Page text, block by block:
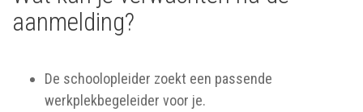
aanmelding?
De schoolopleider zoekt een passende
werkplekbegeleider voor je.